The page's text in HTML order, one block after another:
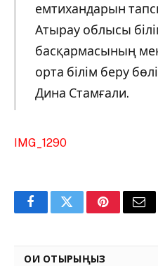
емтихандарын
Атырау облысы
басқармасының
орта білім беру
Дина Стамғали.
IMG_1290
FacebookTwitterPinterest
ОҚИ ОТЫРЫҢЫЗ